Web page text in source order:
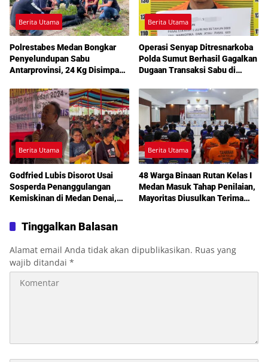
Berita Utama
Polrestabes Medan Bongkar
Penyelundupan Sabu
Antarprovinsi, 24 Kg Disimpan
Berita Utama
Operasi Senyap Ditresnarkoba
Polda Sumut Berhasil Gagalkan
Dugaan Transaksi Sabu di
Berita Utama
Godfried Lubis Disorot Usai
Sosperda Penanggulangan
Kemiskinan di Medan Denai,
Jalan Mati hingga Sulit Akses
Bantuan
Berita Utama
48 Warga Binaan Rutan Kelas I
Medan Masuk Tahap Penilaian,
Mayoritas Diusulkan Terima
Tinggalkan Balasan
Alamat email Anda tidak akan dipublikasikan. Ruas yang
wajib ditandai *